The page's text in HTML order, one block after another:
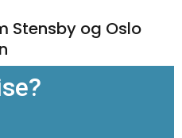
Stensby og Oslo